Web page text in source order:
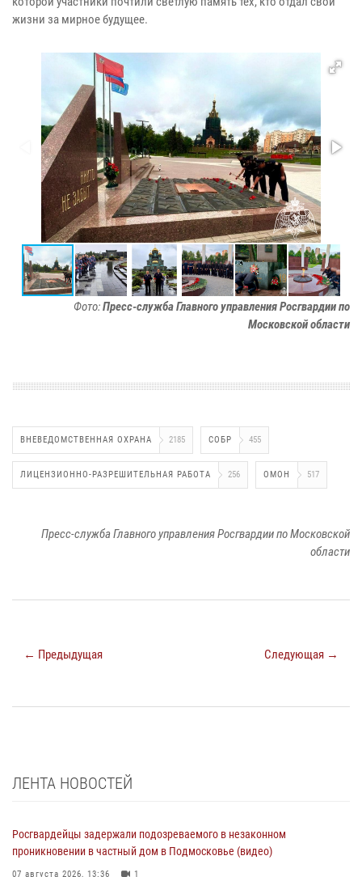
жизни за мирное будущее.
Фото:Пресс-служба Главного управления Росгвардии по
Московской области
ВНЕВЕДОМСТВЕННАЯ ОХРАНА 2185 СОБР 455
ЛИЦЕНЗИОННО-РАЗРЕШИТЕЛЬНАЯ РАБОТА 256 ОМОН 517
Пресс-служба Главного управления Росгвардии по Московской
области
← Предыдущая Следующая →
ЛЕНТА НОВОСТЕЙ
Росгвардейцы задержали подозреваемого в незаконном
проникновении в частный дом в Подмосковье (видео)
07 августа 2026, 13:36 1